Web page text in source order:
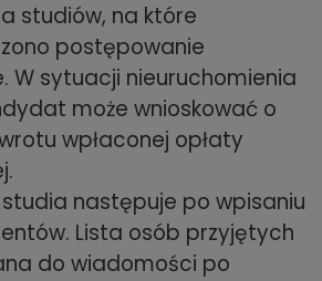
studiów, na które
postępowanie
W sytuacji nieuruchomienia
może wnioskować o
wpłaconej opłaty
następuje po wpisaniu
Lista osób przyjętych
do wiadomości po